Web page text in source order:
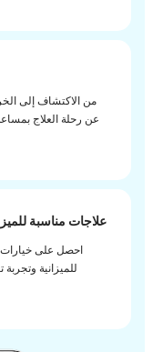
من الاكتشاف إلى
عن رحلة العلاج
علاجات مناسبة
احصل على خيارات
للميزانية